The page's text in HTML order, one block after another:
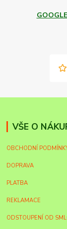
VŠE O
OBCHODNÍ
DOPRAVA
PLATBA
REKLAMACE
ODSTOUPENÍ OD